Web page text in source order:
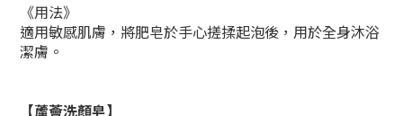
《用法》
適用敏感肌膚，將肥皂於手心搓揉起泡後，用於全身沐浴
潔膚。
【蘆薈洗顏皂】